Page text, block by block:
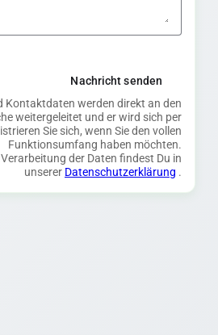
Nachricht senden
Kontaktdaten werden direkt an den
weitergeleitet und er wird sich per
Sie sich, wenn Sie den vollen
Funktionsumfang haben möchten.
der Daten findest Du in
unserer Datenschutzerklärung .